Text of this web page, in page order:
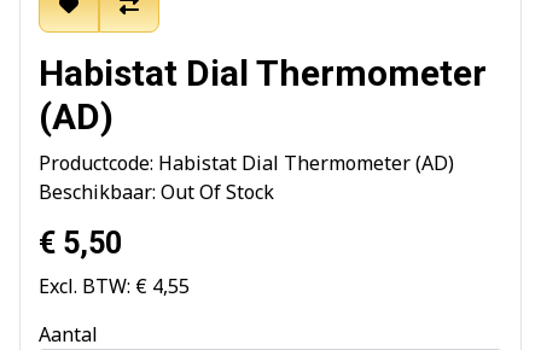
Habistat Dial Thermometer
(AD)
Productcode: Habistat Dial Thermometer (AD)
Beschikbaar: Out Of Stock
€ 5,50
Excl. BTW: € 4,55
Aantal